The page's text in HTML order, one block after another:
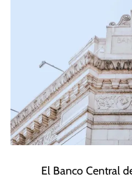
El Banco Central